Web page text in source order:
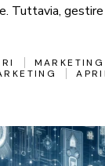
Tuttavia,